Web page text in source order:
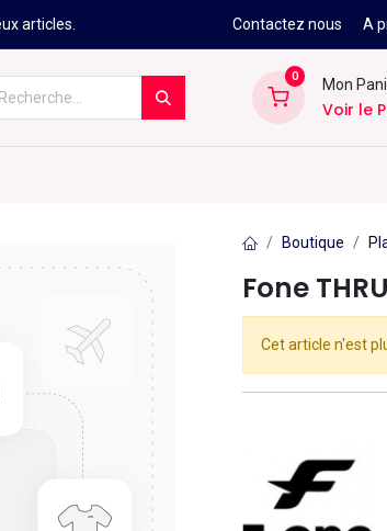
articles. Contactez nous A
0
Mon
Voir le
Boutique
Fone
Cet article n'est